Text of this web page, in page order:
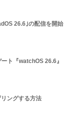
26.6｣の配信を開始
ト『watchOS 26.6』
ングする方法